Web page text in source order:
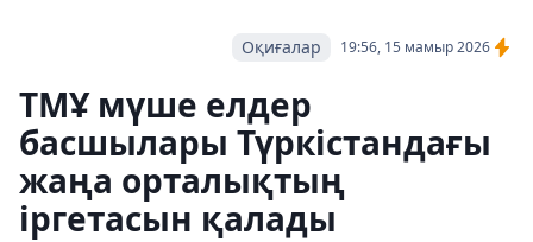
19:56, 15 мамыр 2026
Оқиғалар
ТМҰ мүше елдер
басшылары Түркістандағы
жаңа орталықтың
іргетасын қалады